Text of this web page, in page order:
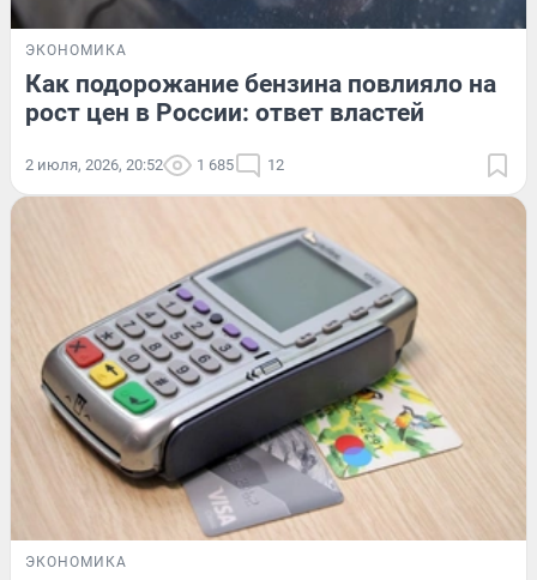
ЭКОНОМИКА
Как подорожание бензина повлияло на
рост цен в России: ответ властей
2 июля, 2026, 20:52 1 685 12
ЭКОНОМИКА